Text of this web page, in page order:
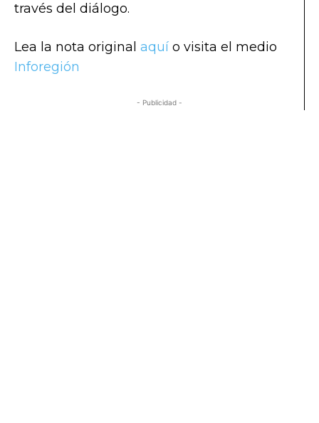
través del diálogo.
Lea la nota original aquí o visita el medio
Inforegión
- Publicidad -